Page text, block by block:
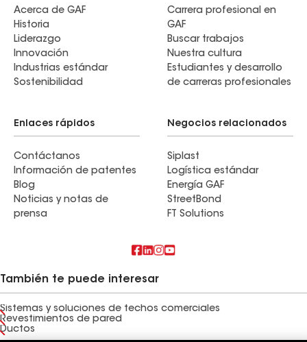
Acerca de GAF
Historia
Liderazgo
Innovación
Industrias estándar
Sostenibilidad
Carrera profesional en
GAF
Buscar trabajos
Nuestra cultura
Estudiantes y desarrollo
de carreras profesionales
Enlaces rápidos
Contáctanos
Información de patentes
Blog
Noticias y notas de
prensa
Negocios relacionados
Siplast
Logística estándar
Energía GAF
StreetBond
FT Solutions
También te puede interesar
Sistemas y soluciones de techos comerciales
Revestimientos de pared
Ductos